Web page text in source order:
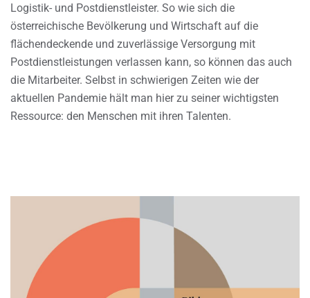
Logistik- und Postdienstleister. So wie sich die
österreichische Bevölkerung und Wirtschaft auf die
flächendeckende und zuverlässige Versorgung mit
Postdienstleistungen verlassen kann, so können das auch
die Mitarbeiter. Selbst in schwierigen Zeiten wie der
aktuellen Pandemie hält man hier zu seiner wichtigsten
Ressource: den Menschen mit ihren Talenten.